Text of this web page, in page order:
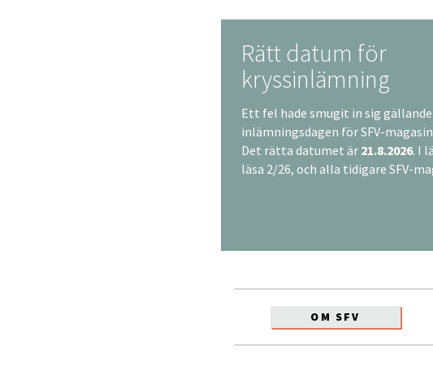
Rätt datum för
kryssinlämning
Ett fel hade smugit in sig
inlämningsdagen för SFV-
Det rätta datumet är 21.8.2026. I
läsa 2/26, och alla tidigare SFV-
OM SFV